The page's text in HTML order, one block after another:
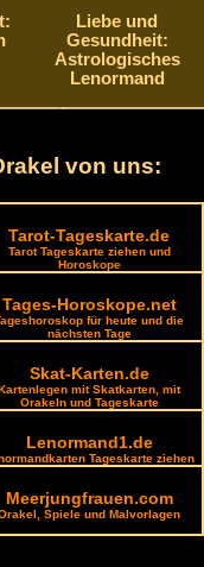
Liebe und
Gesundheit:
Astrologisches
Lenormand
von uns:
Tarot-Tageskarte.de
Tarot Tageskarte ziehen und
Horoskope
Tages-Horoskope.net
für heute und die
nächsten Tage
Skat-Karten.de
mit Skatkarten, mit
Orakeln und Tageskarte
Lenormand1.de
Tageskarte ziehen
Meerjungfrauen.com
Spiele und Malvorlagen